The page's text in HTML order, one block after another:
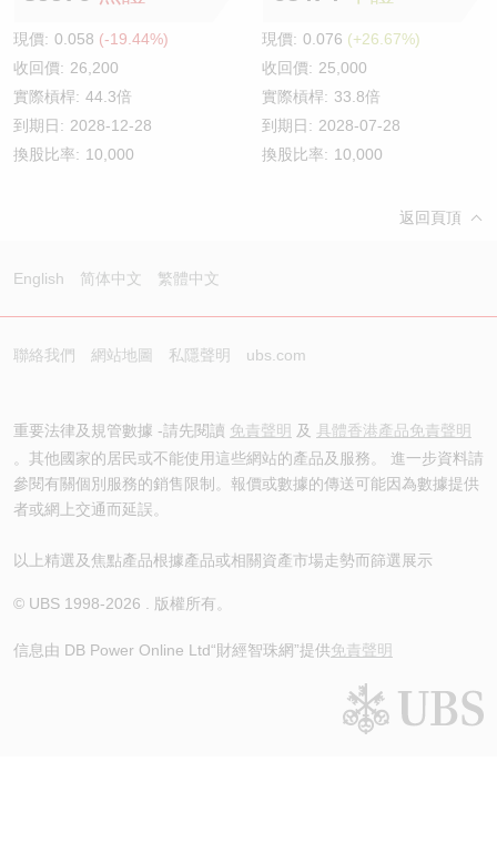
現價: 0.058 (-19.44%)
收回價: 26,200
實際槓桿: 44.3倍
到期日: 2028-12-28
換股比率: 10,000
現價: 0.076 (+26.67%)
收回價: 25,000
實際槓桿: 33.8倍
到期日: 2028-07-28
換股比率: 10,000
返回頁頂
English 简体中文 繁體中文
聯絡我們 網站地圖 私隱聲明 ubs.com
重要法律及規管數據 -請先閱讀 免責聲明 及 具體香港產品免責聲明
。其他國家的居民或不能使用這些網站的產品及服務。 進一步資料請
參閱有關個別服務的銷售限制。報價或數據的傳送可能因為數據提供
者或網上交通而延誤。
以上精選及焦點產品根據產品或相關資產市場走勢而篩選展示
© UBS 1998-2026 . 版權所有。
信息由 DB Power Online Ltd“財經智珠網”提供免責聲明